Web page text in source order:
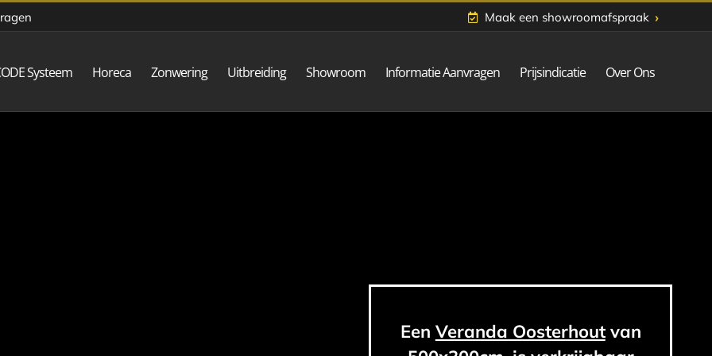
Maak een showroomafspraak ›
Systeem Horeca Zonwering Uitbreiding Showroom Informatie Aanvragen Prijsindicatie Over Ons
Een Veranda Oosterhoutvan